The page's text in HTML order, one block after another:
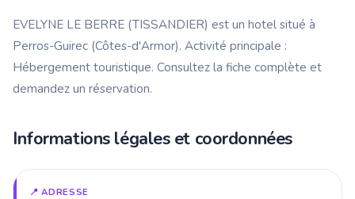
EVELYNE LE BERRE (TISSANDIER) est un hotel situé à
Perros-Guirec (Côtes-d'Armor). Activité principale :
Hébergement touristique. Consultez la fiche complète et
demandez un réservation.
Informations légales et coordonnées
📍 ADRESSE